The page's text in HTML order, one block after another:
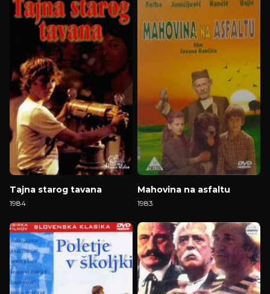
Tajna starog tavana
1984
Mahovina na asfaltu
1983